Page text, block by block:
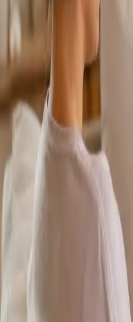
cita
Specialist
Consulta Online
From
€150
Duration
Reservar cita
Dermatología